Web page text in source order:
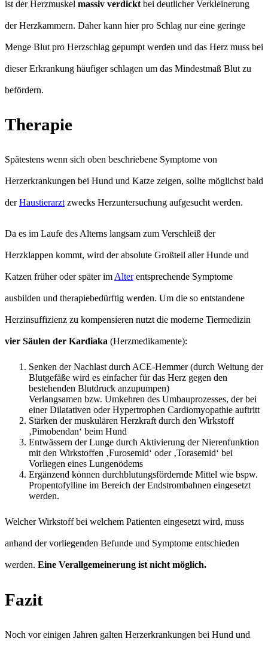
ist der Herzmuskel massiv verdickt bei deutlicher Verkleinerung
der Herzkammern. Daher kann hier pro Schlag nur eine geringe
Menge Blut pro Herzschlag gepumpt werden und das Herz muss bei
dieser Erkrankung häufiger schlagen um das Mindestmaß Blut zu
befördern.
Therapie
Spätestens wenn sich oben beschriebene Symptome von
Herzerkrankungen bei Hund und Katze zeigen, sollte möglichst bald
derHaustierarzt zwecks Herzuntersuchung aufgesucht werden.
Da es im Laufe des Alterns langsam zum Verschleiß der
Herzklappen kommt, wird der absolute Großteil aller Hunde und
Katzen früher oder später im Alterentsprechende Symptome
ausbilden und therapiebedürftig werden. Um die so entstandene
Herzinsuffizienz zu kompensieren nutzt die moderne Tiermedizin
vier Säulen der Kardiaka (Herzmedikamente):
Senken der Nachlast durch ACE-Hemmer (durch Weitung der
Blutgefäße wird es einfacher für das Herz gegen den
bestehenden Blutdruck anzupumpen)
Verlangsamen bzw. Umkehren des Umbauprozesses, der bei
einer Dilatativen oder Hypertrophen Cardiomyopathie auftritt
Stärken der muskulären Herzkraft durch den Wirkstoff
‚Pimobendan‘ beim Hund
Entwässern der Lunge durch Aktivierung der Nierenfunktion
mit den Wirkstoffen ‚Furosemid‘ oder ‚Torasemid‘ bei
Vorliegen eines Lungenödems
Ergänzend können durchblutungsfördernde Mittel wie bspw.
Propentofylline im Bereich der Endstrombahnen eingesetzt
werden.
Welcher Wirkstoff bei welchem Patienten eingesetzt wird, muss
anhand der vorliegenden Befunde und Symptome entschieden
werden. Eine Verallgemeinerung ist nicht möglich.
Fazit
Noch vor einigen Jahren galten Herzerkrankungen bei Hund und